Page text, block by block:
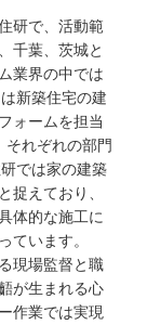
研で、活動範
千葉、茨城と
業界の中では
新築住宅の建
ォームを担当
それぞれの部門
では家の建築
捉えており、
体的な施工に
っています。
現場監督と職
が生まれる心
作業では実現